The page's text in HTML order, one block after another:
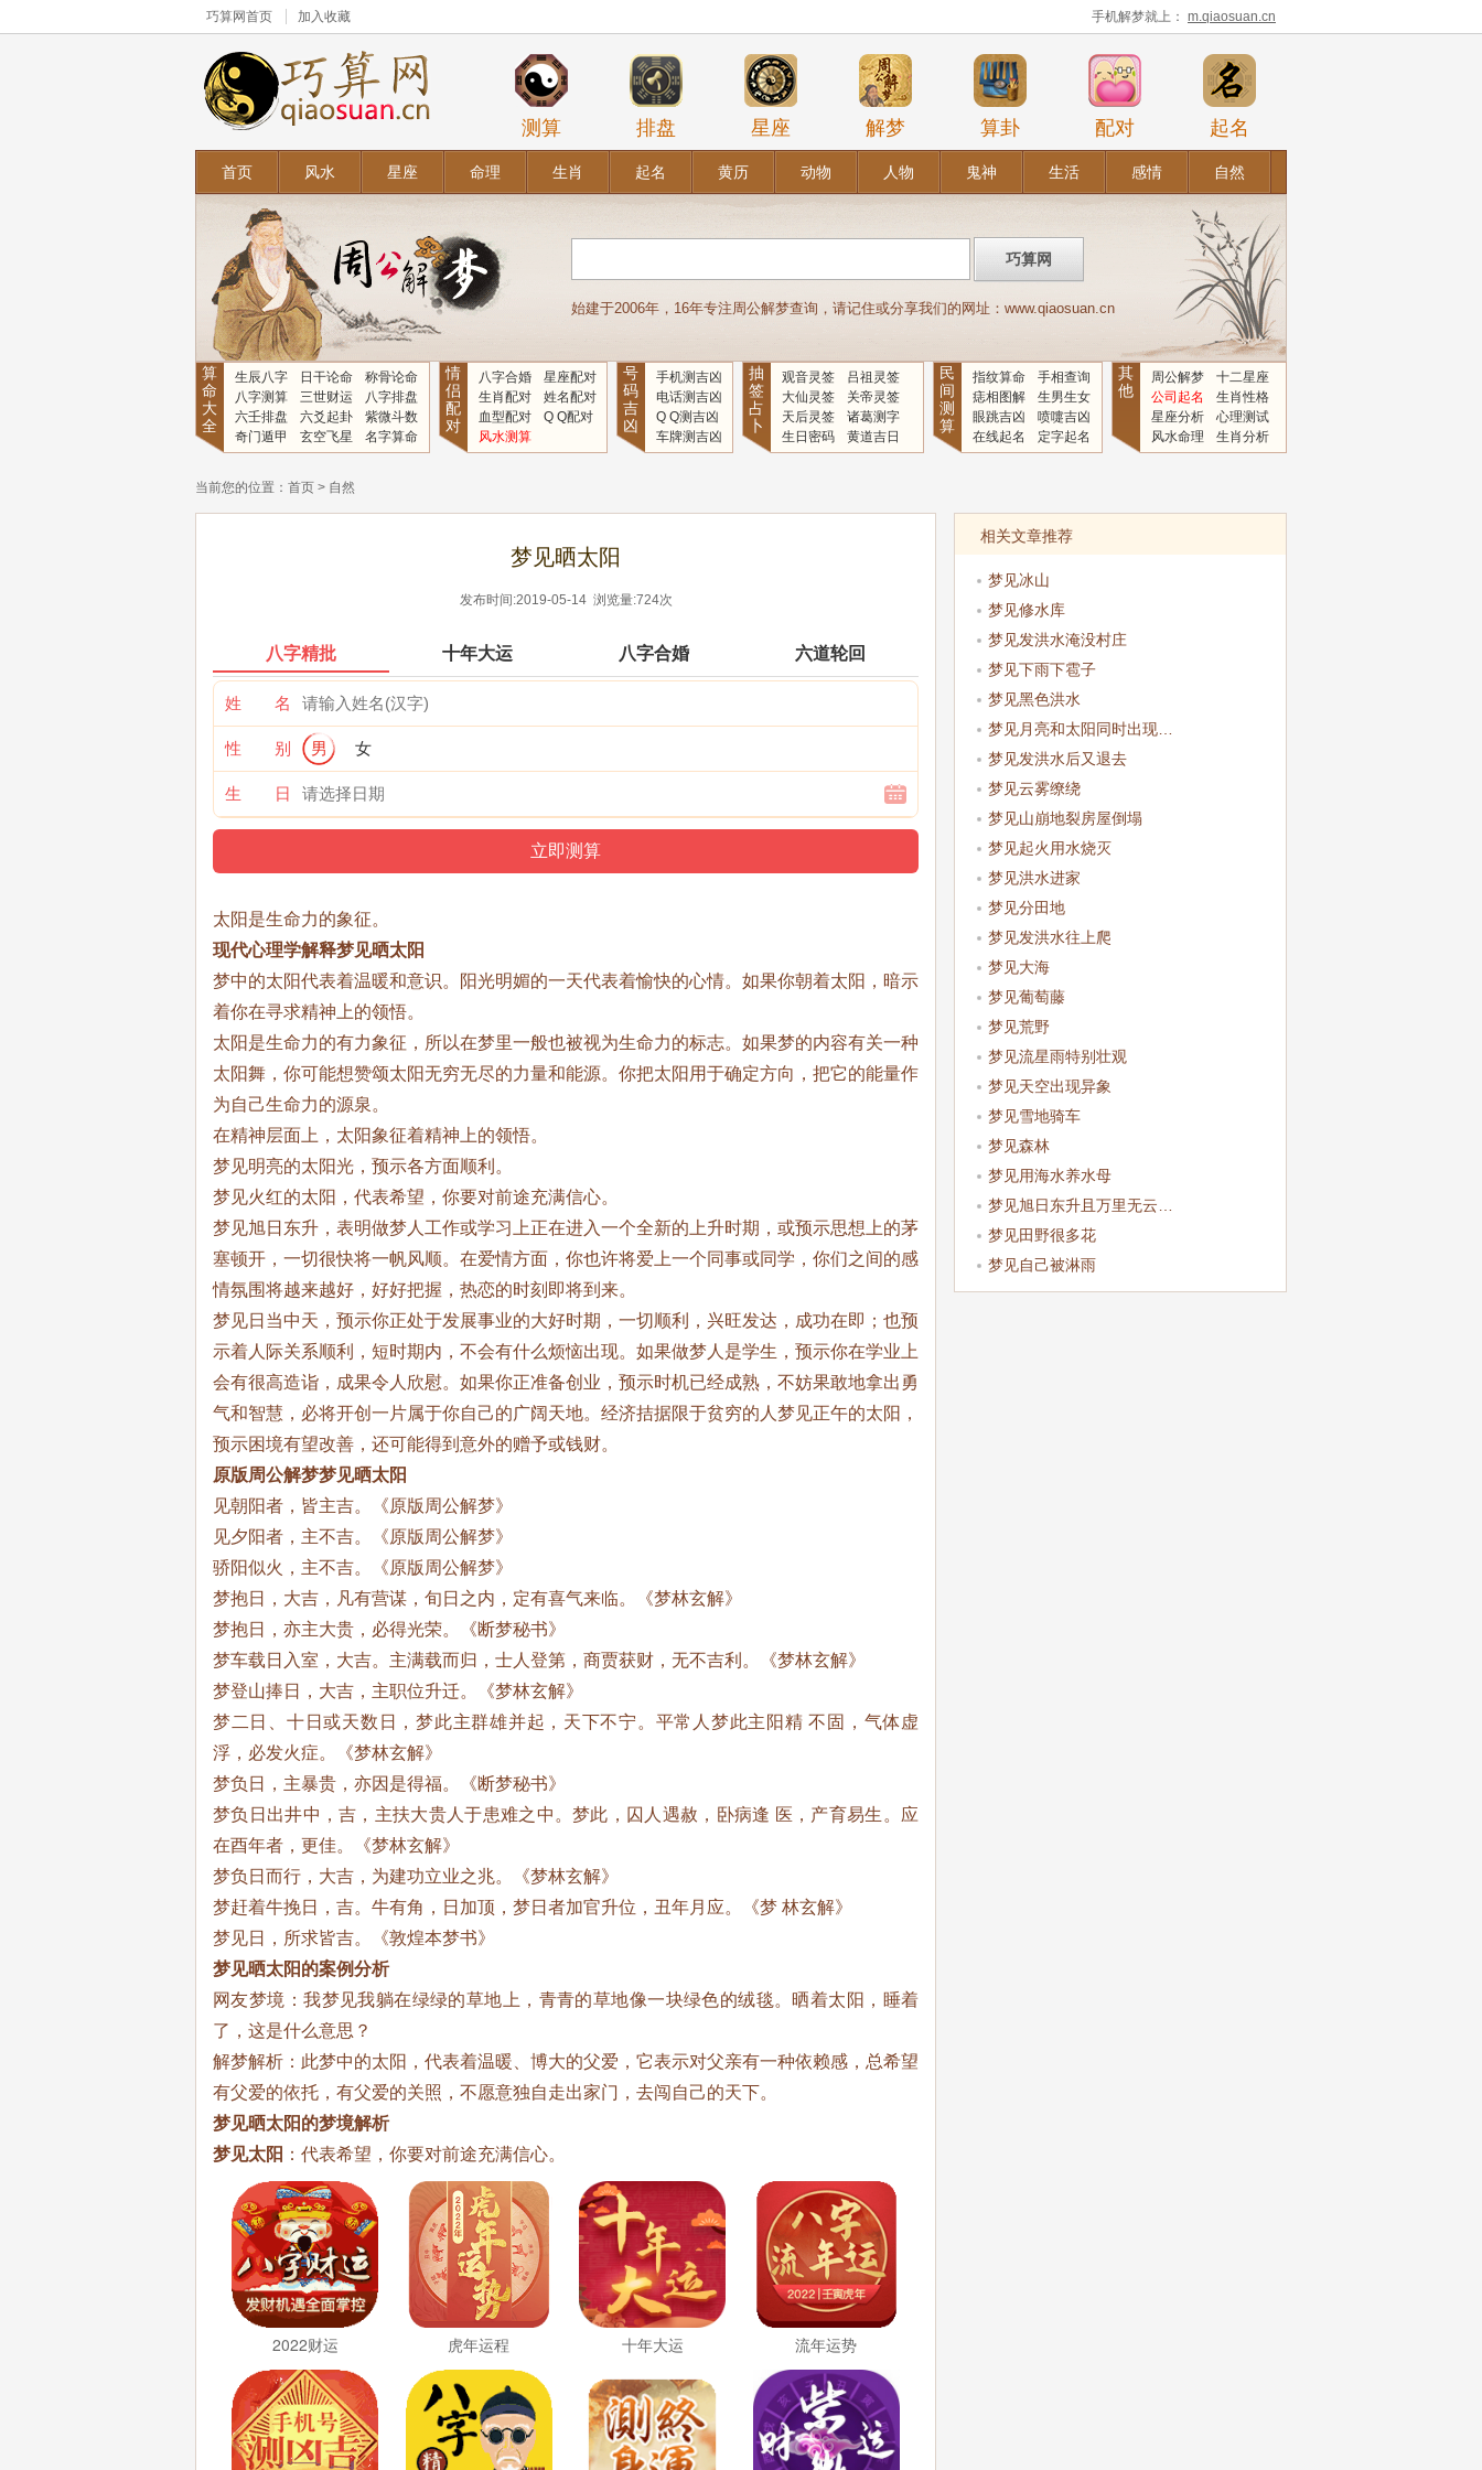
巧算网首页 加入收藏 手机解梦就上： m.qiaosuan.cn
测算 排盘 星座 解梦 算卦 配对 起名
首页 风水 星座 命理 生肖 起名 黄历 动物 人物 鬼神 生活 感情 自然
始建于2006年，16年专注周公解梦查询，请记住或分享我们的网址：www.qiaosuan.cn
算
命
大
全
生辰八字 日干论命
称骨论命
八字测算
三世财运
八字排盘
六壬排盘
六爻起卦
紫微斗数
奇门遁甲
玄空飞星 名字算命
情
侣
配
对
八字合婚
星座配对
生肖配对
姓名配对
血型配对
Q Q配对
风水测算
号
码
吉
凶
手机测吉凶
电话测吉凶
Q Q测吉凶
车牌测吉凶
抽
签
占
卜
观音灵签
吕祖灵签
大仙灵签
关帝灵签
天后灵签
诸葛测字
生日密码
黄道吉日
民
间
测
算
指纹算命
手相查询
痣相图解
生男生女
眼跳吉凶
喷嚏吉凶
在线起名
定字起名
其
他
周公解梦
十二星座
公司起名
生肖性格
星座分析
心理测试
风水命理
生肖分析
当前您的位置： 首页 > 自然
梦见晒太阳
发布时间:2019-05-14 浏览量:724次
八字精批 十年大运 八字合婚 六道轮回
姓 名
性 别 男 女
生 日
太阳是生命力的象征。
现代心理学解释梦见晒太阳
梦中的太阳代表着温暖和意识。阳光明媚的一天代表着愉快的心情。如果你朝着太阳，暗示
着你在寻求精神上的领悟。
太阳是生命力的有力象征，所以在梦里一般也被视为生命力的标志。如果梦的内容有关一种
太阳舞，你可能想赞颂太阳无穷无尽的力量和能源。你把太阳用于确定方向，把它的能量作
为自己生命力的源泉。
在精神层面上，太阳象征着精神上的领悟。
梦见明亮的太阳光，预示各方面顺利。
梦见火红的太阳，代表希望，你要对前途充满信心。
梦见旭日东升，表明做梦人工作或学习上正在进入一个全新的上升时期，或预示思想上的茅
塞顿开，一切很快将一帆风顺。在爱情方面，你也许将爱上一个同事或同学，你们之间的感
情氛围将越来越好，好好把握，热恋的时刻即将到来。
梦见日当中天，预示你正处于发展事业的大好时期，一切顺利，兴旺发达，成功在即；也预
示着人际关系顺利，短时期内，不会有什么烦恼出现。如果做梦人是学生，预示你在学业上
会有很高造诣，成果令人欣慰。如果你正准备创业，预示时机已经成熟，不妨果敢地拿出勇
气和智慧，必将开创一片属于你自己的广阔天地。经济拮据限于贫穷的人梦见正午的太阳，
预示困境有望改善，还可能得到意外的赠予或钱财。
原版周公解梦梦见晒太阳
见朝阳者，皆主吉。《原版周公解梦》
见夕阳者，主不吉。《原版周公解梦》
骄阳似火，主不吉。《原版周公解梦》
梦抱日，大吉，凡有营谋，旬日之内，定有喜气来临。《梦林玄解》
梦抱日，亦主大贵，必得光荣。《断梦秘书》
梦车载日入室，大吉。主满载而归，士人登第，商贾获财，无不吉利。《梦林玄解》
梦登山捧日，大吉，主职位升迁。《梦林玄解》
梦二日、十日或天数日，梦此主群雄并起，天下不宁。平常人梦此主阳精 不固，气体虚
浮，必发火症。《梦林玄解》
梦负日，主暴贵，亦因是得福。《断梦秘书》
梦负日出井中，吉，主扶大贵人于患难之中。梦此，囚人遇赦，卧病逢 医，产育易生。应
在酉年者，更佳。《梦林玄解》
梦负日而行，大吉，为建功立业之兆。《梦林玄解》
梦赶着牛挽日，吉。牛有角，日加顶，梦日者加官升位，丑年月应。《梦 林玄解》
梦见日，所求皆吉。《敦煌本梦书》
梦见晒太阳的案例分析
网友梦境：我梦见我躺在绿绿的草地上，青青的草地像一块绿色的绒毯。晒着太阳，睡着
了，这是什么意思？
解梦解析：此梦中的太阳，代表着温暖、博大的父爱，它表示对父亲有一种依赖感，总希望
有父爱的依托，有父爱的关照，不愿意独自走出家门，去闯自己的天下。
梦见晒太阳的梦境解析
梦见太阳 ：代表希望，你要对前途充满信心。
2022财运 虎年运程 十年大运 流年运势
相关文章推荐
梦见冰山
梦见修水库
梦见发洪水淹没村庄
梦见下雨下雹子
梦见黑色洪水
梦见月亮和太阳同时出现…
梦见发洪水后又退去
梦见云雾缭绕
梦见山崩地裂房屋倒塌
梦见起火用水烧灭
梦见洪水进家
梦见分田地
梦见发洪水往上爬
梦见大海
梦见葡萄藤
梦见荒野
梦见流星雨特别壮观
梦见天空出现异象
梦见雪地骑车
梦见森林
梦见用海水养水母
梦见旭日东升且万里无云…
梦见田野很多花
梦见自己被淋雨